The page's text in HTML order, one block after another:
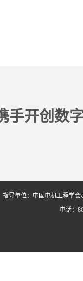
手开创数
指导单位：中国电机工程学
电话：